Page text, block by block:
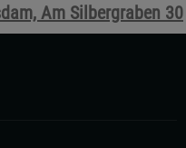
Am Silbergraben 30